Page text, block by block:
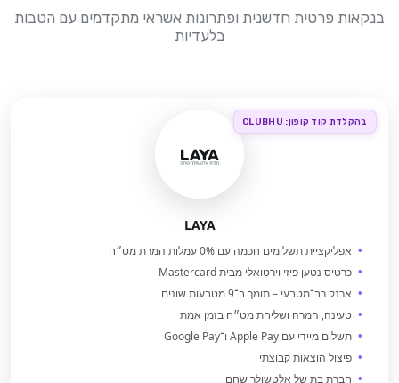
בנקאות פרטית חדשנית ופתרונות אשראי מתקדמים עם הטבות
בלעדיות
בהקלדת קוד קופון: CLUBHU
LAYA
אפליקציית תשלומים חכמה עם 0% עמלות המרת מט״ח
כרטיס נטען פיזי וירטואלי מבית Mastercard
ארנק רב־מטבעי – תומך ב־9 מטבעות שונים
טעינה, המרה ושליחת מט״ח בזמן אמת
תשלום מיידי עם Apple Pay ו־Google Pay
פיצול הוצאות קבוצתי
חברת בת של אלטשולר שחם